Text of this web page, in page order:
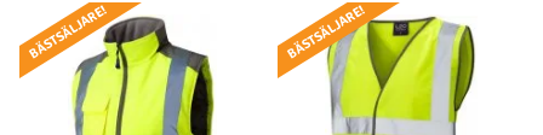
BÄSTSÄLJARE! BÄSTSÄLJARE!